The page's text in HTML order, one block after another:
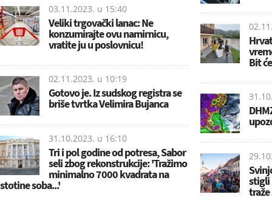
03.11.2023. u 15:40
Veliki trgovački lanac: Ne
konzumirajte ovu namirnicu,
vratite ju u poslovnicu!
02.11.2023. u 10:19
Gotovo je. Iz sudskog registra se
briše tvrtka Velimira Bujanca
31.10.2023. u 16:10
Tri i pol godine od potresa, Sabor
seli zbog rekonstrukcije: 'Tražimo
minimalno 7000 kvadrata na
stotine soba...'
Bit
stigli